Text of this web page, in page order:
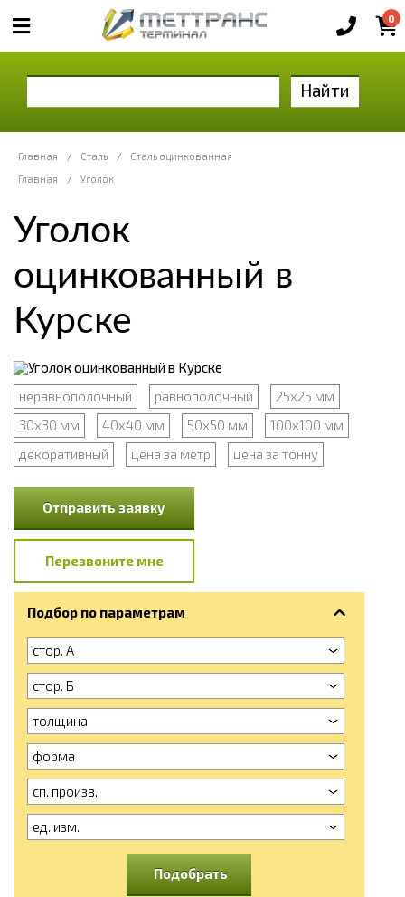
0
Найти
Главная / Сталь /
Сталь оцинкованная
Главная
/ Уголок
Уголок
оцинкованный в
Курске
неравнополочный равнополочный
25x25 мм
30x30 мм
40x40 мм 50x50 мм
100x100 мм
декоративный
цена за метр цена за тонну
Отправить заявку
Перезвоните мне
Подбор по параметрам
стор. А
стор. Б
толщина
форма
сп. произв.
ед. изм.
Подобрать